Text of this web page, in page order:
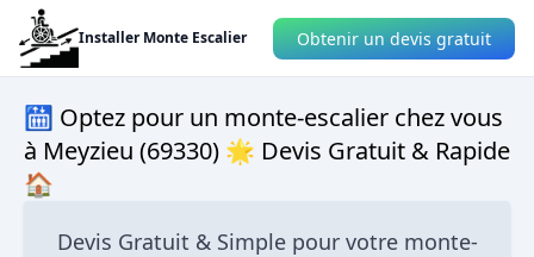
Installer Monte Escalier Obtenir un devis gratuit
🛗 Optez pour un monte-escalier chez vous
à Meyzieu (69330) 🌟 Devis Gratuit & Rapide
🏠
Devis Gratuit & Simple pour votre monte-